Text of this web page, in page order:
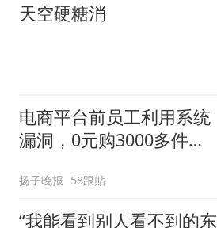
天空硬糖消
电商平台前员工利用系统
漏洞，0元购3000多件家
扬子晚报 58跟贴
“我能看到别人看不到的东